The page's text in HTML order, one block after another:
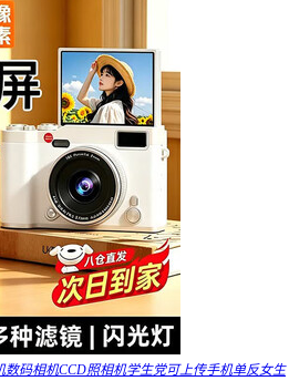
数码相机CCD照相机学生党可上传手机单反女生